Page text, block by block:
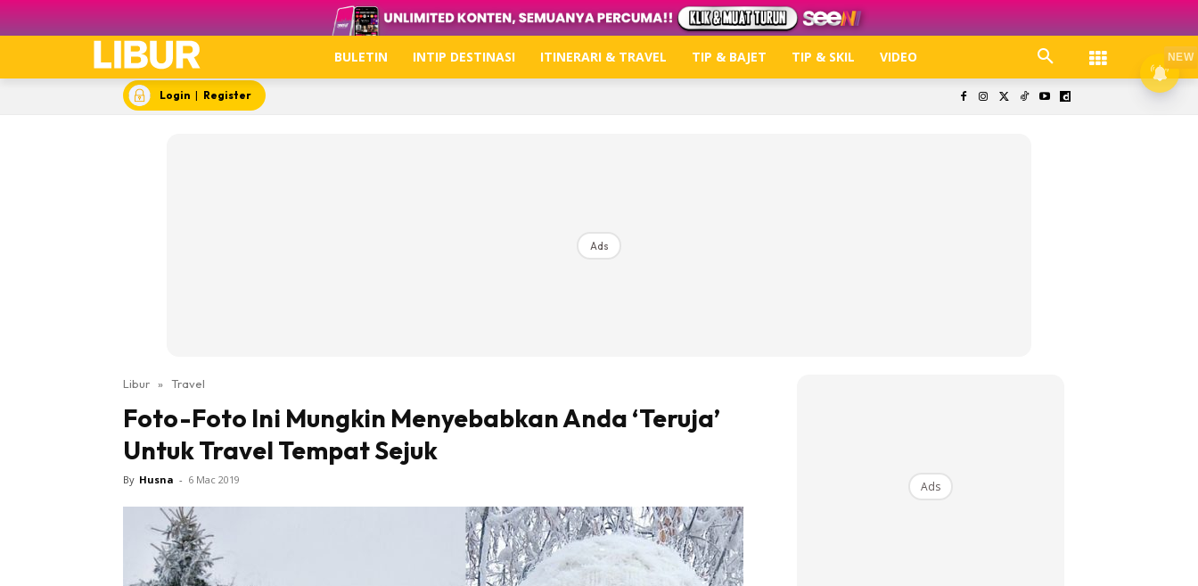
Video
Sentiasa up to date tentang tempat healing dan relax dengan LIBUR.
KLIK DI SEENI
BULETIN INTIP DESTINASI ITINERARI & TRAVEL TIP & BAJET TIP & SKIL VIDEO
Login | Register
Ads
Libur » Travel
Foto-Foto Ini Mungkin Menyebabkan Anda ‘Teruja’
Untuk Travel Tempat Sejuk
By Husna - 6 Mac 2019 Ads
NEW